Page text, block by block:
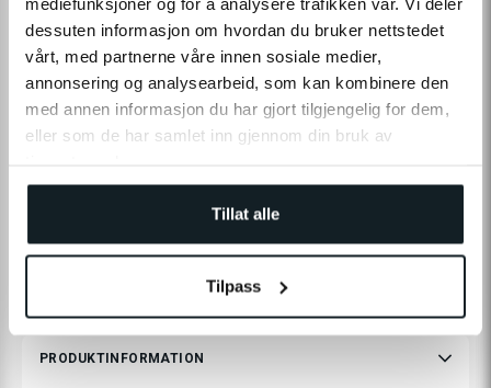
dessuten informasjon om hvordan du bruker nettstedet
vårt, med partnerne våre innen sosiale medier,
annonsering og analysearbeid, som kan kombinere den
med annen informasjon du har gjort tilgjengelig for dem,
eller som de har samlet inn gjennom din bruk av
Tillat alle
Tilpass
TILFØJ TIL INDKØBSKURV
Leverans: 2-4 dage|Fri levering fra 490,-
2-4 dages
Prismatch
PRODUKTINFORMATION